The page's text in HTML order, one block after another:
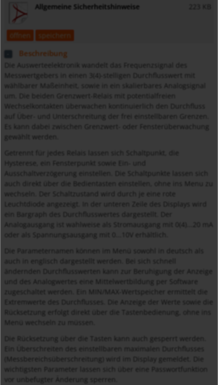
Allgemeine Sicherheitshinweise 223 KB
öffnen speichern
Beschreibung
Die Auswerteelektronik wandelt das Frequenzsignal des
Messwertgebers in einen 3(4)-stelligen Durchflusswert mit
wählbarer Maßeinheit, sowie in ein skalierbares Analogsignal
um. Die beiden Grenzwert-Relais mit potentialfreien
Wechselkontakten überwachen kontinuierlich den Durchfluss
auf Über- und Unterschreitung der frei einstellbaren Grenzen.
Es kann dabei zwischen Grenzwert- oder Fensterüberwachung
gewählt werden.
Getrennt für jedes Relais lassen sich Schaltpunkt, die
Hysterese, ein Fensterpunkt sowie Ein- und
Ausschaltverzögerung einstellen. Die Schaltpunkte lassen sich
auch direkt über die Bedientasten einstellen, ohne ins Menu zu
wechseln. Der Schaltzustand wird durch je eine rote
Leuchtdiode angezeigt. In der unteren Zeile des Displays wird
ein Bargraph des Durchflusswertes dargestellt. Der
Analogausgang ist wahlweise als Stromausgang mit 0(4)...20 mA
oder als Spannungsausgang mit 0...10V erhältlich.
Die Parameternamen können im Menü sowohl in deutsch als
auch in englisch dargestellt werden. Bei sich schnell
ändernden Durchflusswerten kann zur Beruhigung der Anzeige
und des Analogwertes eine Mittelwertbildung per Software
zugeschaltet werden. Ein MIN/MAX-Wertspeicher ermittelt die
Extremwerte des Durchflusses. Die Anzeige der Werte sowie die
Rücksetzung erfolgt direkt über die Tastenbedienung, ohne ins
Menü wechseln zu müssen.
Die Rücksetzung über die Tasten kann auch gesperrt werden.
Ein Überschreiten des einstellbaren maximalen Durchflusses
(Messbereichsüberschreitung) wird im Display gemeldet. Die
wichtigsten Parameter lassen sich über eine Passwortfunktion
vor unbefugter Änderung sperren.